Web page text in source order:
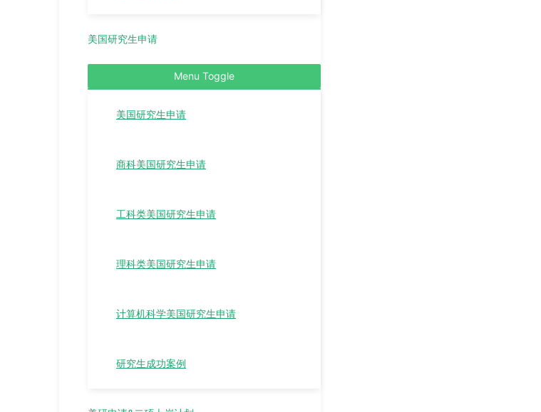
美国研究生申请
Menu Toggle
美国研究生申请
商科美国研究生申请
工科类美国研究生申请
理科类美国研究生申请
计算机科学美国研究生申请
研究生成功案例